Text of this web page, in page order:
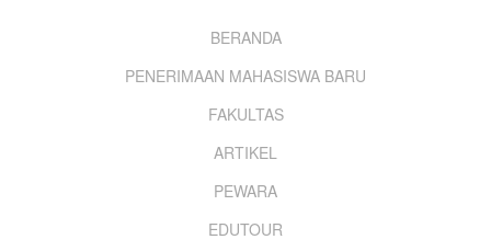
BERANDA
PENERIMAAN MAHASISWA BARU
FAKULTAS
ARTIKEL
PEWARA
EDUTOUR